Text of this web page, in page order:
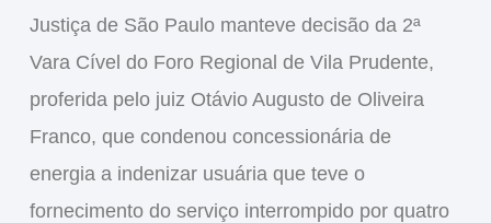
Justiça de São Paulo manteve decisão da 2ª
Vara Cível do Foro Regional de Vila Prudente,
proferida pelo juiz Otávio Augusto de Oliveira
Franco, que condenou concessionária de
energia a indenizar usuária que teve o
fornecimento do serviço interrompido por quatro